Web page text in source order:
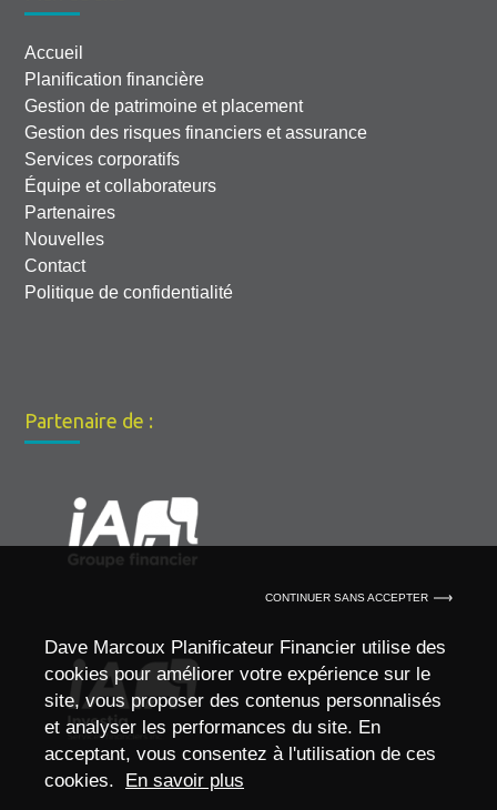
CONTINUER SANS ACCEPTER
Dave Marcoux Planificateur Financier utilise des
cookies pour améliorer votre expérience sur le
site, vous proposer des contenus personnalisés
et analyser les performances du site. En
acceptant, vous consentez à l'utilisation de ces
cookies. En savoir plus
Accueil
Planification financière
Gestion de patrimoine et placement
Gestion des risques financiers et assurance
Services corporatifs
Équipe et collaborateurs
Partenaires
Nouvelles
Contact
Politique de confidentialité
Partenaire de :